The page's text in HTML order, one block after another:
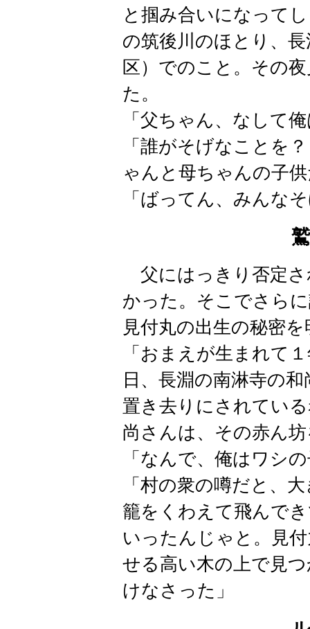
と掴み合いになって
の筑後川のほとり、
区）でのこと。 その
た。
「父ちゃん、なして
「誰がそげなことを
ゃんと母ちゃんの子
「ばってん、みんな
父にはっきり否定
かった。そこでさら
見付丸の出生の秘密
「おまえが生まれて
日、長淵の南淋寺の
置き去りにされてい
尚さんは、その赤ん
「なんで、俺はワシ
「村の衆の噂だと、
籠をくわえて飛んで
いったんじゃと。見
せる高い木の上で見
けなさった」